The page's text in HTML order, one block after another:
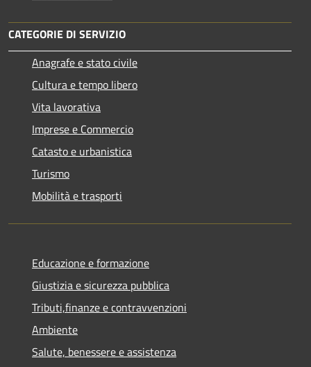
CATEGORIE DI SERVIZIO
Anagrafe e stato civile
Cultura e tempo libero
Vita lavorativa
Imprese e Commercio
Catasto e urbanistica
Turismo
Mobilità e trasporti
Educazione e formazione
Giustizia e sicurezza pubblica
Tributi,finanze e contravvenzioni
Ambiente
Salute, benessere e assistenza